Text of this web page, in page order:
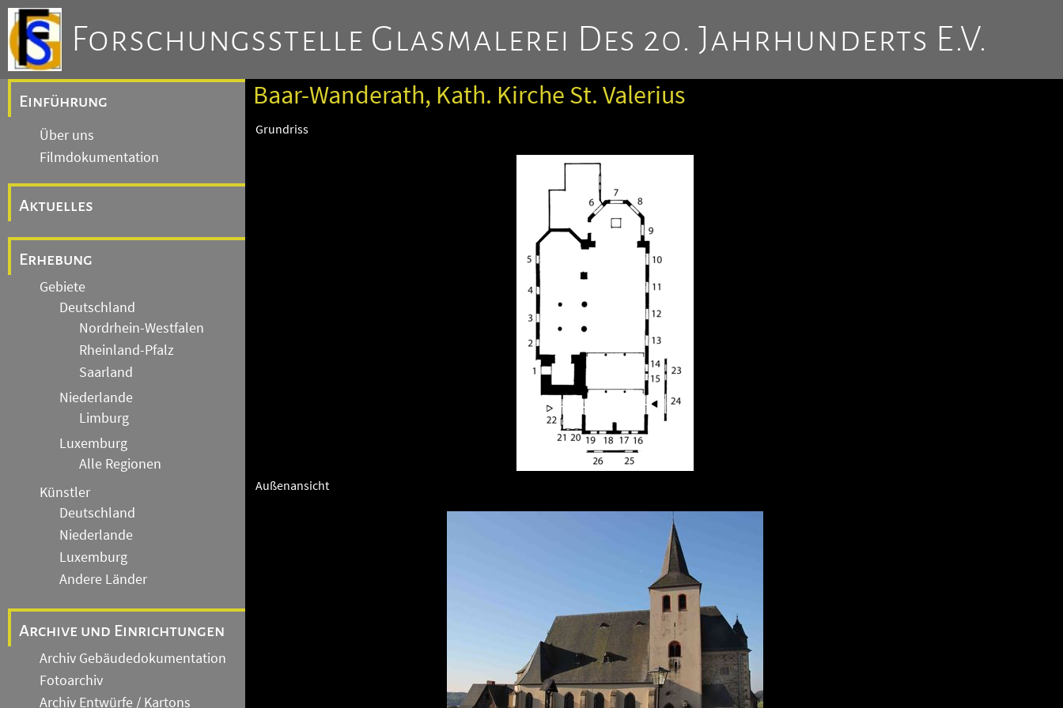
Forschungsstelle Glasmalerei Des 20. Jahrhunderts E.V.
Einführung
Über uns
Filmdokumentation
Aktuelles
Erhebung
Gebiete
Deutschland
Nordrhein-Westfalen
Rheinland-Pfalz
Saarland
Niederlande
Limburg
Luxemburg
Alle Regionen
Künstler
Deutschland
Niederlande
Luxemburg
Andere Länder
Archive und Einrichtungen
Archiv Gebäudedokumentation
Fotoarchiv
Archiv Entwürfe / Kartons
Baar-Wanderath, Kath. Kirche St. Valerius
Grundriss
Außenansicht